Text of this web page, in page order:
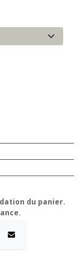
du panier.